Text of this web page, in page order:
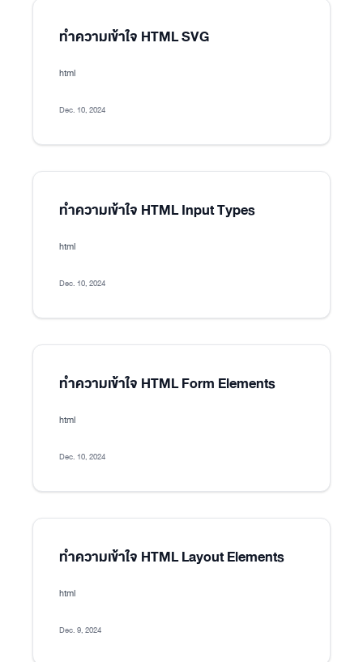
ทำความเข้าใจ HTML SVG
html
Dec. 10, 2024
ทำความเข้าใจ HTML Input Types
html
Dec. 10, 2024
ทำความเข้าใจ HTML Form Elements
html
Dec. 10, 2024
ทำความเข้าใจ HTML Layout Elements
html
Dec. 9, 2024